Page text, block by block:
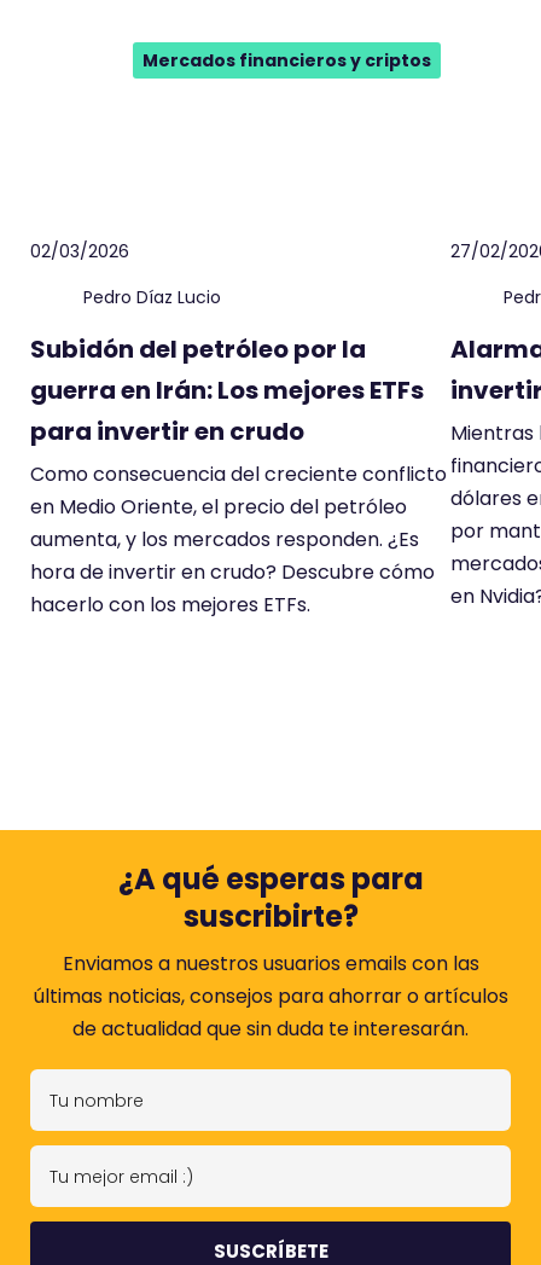
Mercados financieros y criptos
02/03/2026
Pedro Díaz Lucio
Subidón del petróleo por la
guerra en Irán: Los mejores ETFs
para invertir en crudo
Como consecuencia del creciente conflicto
en Medio Oriente, el precio del petróleo
aumenta, y los mercados responden. ¿Es
hora de invertir en crudo? Descubre cómo
hacerlo con los mejores ETFs.
27/02/
Mientras
dólares
por
en
¿A qué esperas para
suscribirte?
Enviamos a nuestros usuarios emails con las
últimas noticias, consejos para ahorrar o artículos
de actualidad que sin duda te interesarán.
T
n
m
T
m